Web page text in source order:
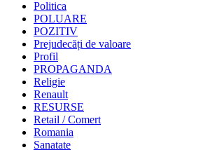
Politica
POLUARE
POZITIV
Prejudecăți de valoare
Profil
PROPAGANDA
Religie
Renault
RESURSE
Retail / Comert
Romania
Sanatate